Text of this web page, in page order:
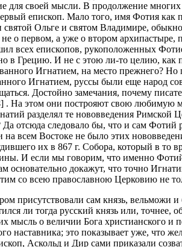
своей мысли. В продолжение
епископ. Мало того, имя Фотия как
Ольге и святом Владимире,
о первом, а уже о втором
всех епископов, рукоположенных
в Грецию. И не с этою ли-то целию,
Игнатием, на место прежнего? Но
Игнатием, руссы были еще
Достойно замечания, почему
На этом они построяют свою любимую
разделял те нововведения
отсюда следовало бы, что и сам
всем Востоке не было этих
их в 867 г. Собора, который в
И если мы говорим, что именно
основательно докажут, что точно
со всею православною Церковию не
присутствовали сам князь, вельможи
ли тогда русский князь или,
мысль о величии Бога христианского
наставника; это показывает уже, что
Аскольд и Дир сами приказали